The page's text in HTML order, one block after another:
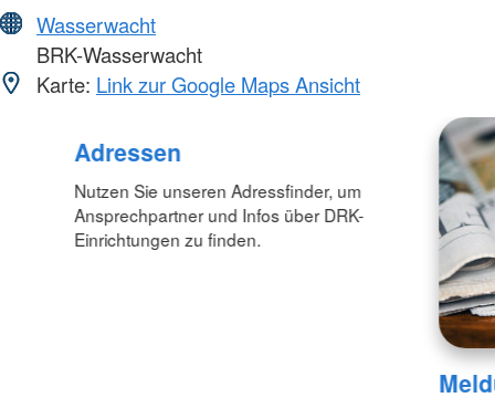
Wasserwacht
BRK-Wasserwacht
Karte: Link zur Google Maps Ansicht
Adressen
Nutzen Sie unseren Adressfinder, um
Ansprechpartner und Infos über DRK-
Einrichtungen zu finden.